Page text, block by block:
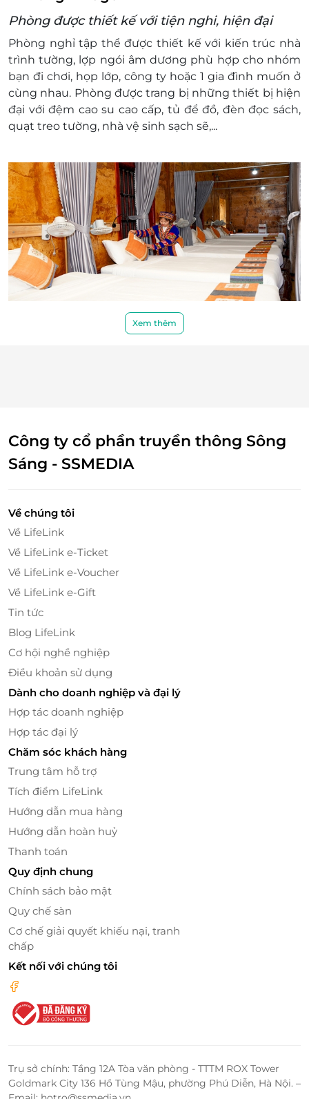
15-18h: mất 50% phí, sau 18h mất 100% phí
Hotline đặt phòng & tư vấn (9h-20h): 1900
2065 / 038 788 1956
Văn phòng HCM: 028 6680 8757 / 038 788
1956
Quy định chung: Chấp nhận thanh toán bằng
tiền mặt hoặc chuyển khoản online
Điều kiện khác
Một khách hàng được mua nhiều E-
Voucher/E-Coupon
E-Voucher/E-Coupon không có giá trị quy
đổi thành tiền mặt, không trả lại tiền thừa.
Không áp dụng đồng thời với chương trình
khuyến mại khác
Phòng được thiết kế với tiện nghi, hiện đại
Phòng nghỉ tập thể được thiết kế với kiến trúc nhà
trình tường, lợp ngói âm dương phù hợp cho nhóm
bạn đi chơi, họp lớp, công ty hoặc 1 gia đình muốn ở
cùng nhau. Phòng được trang bị những thiết bị hiện
đại với đệm cao su cao cấp, tủ để đồ, đèn đọc sách,
quạt treo tường, nhà vệ sinh sạch sẽ,...
Một số góc ấn tượng của căn phòng
H'Mong Village - bản giao hưởng nghệ
thuật giữa Cao nguyên
H'Mong Village là nơi gìn giữ và phát huy những giá
trị văn hóa đặc sắc của dân tộc H'Mong, kết hợp với
không gian xanh rộng mở, yên bình mang lại cảm
giác thư thái và những trải nghiệm độc đáo dành
cho du khách, gợi nhớ lại những dấu ấn văn hóa xa
xưa mà vẫn mang hơi thở đương đại.
Xem thêm
Công ty cổ phần truyền thông Sông
Sáng - SSMEDIA
Về chúng tôi
Về LifeLink
Về LifeLink e-Ticket
Về LifeLink e-Voucher
Về LifeLink e-Gift
Tin tức
Blog LifeLink
Cơ hội nghề nghiệp
Điều khoản sử dụng
Dành cho doanh nghiệp và đại lý
Hợp tác doanh nghiệp
Hợp tác đại lý
Chăm sóc khách hàng
Trung tâm hỗ trợ
Tích điểm LifeLink
Hướng dẫn mua hàng
Hướng dẫn hoàn huỷ
Thanh toán
Quy định chung
Chính sách bảo mật
Quy chế sàn
Cơ chế giải quyết khiếu nại, tranh
chấp
Kết nối với chúng tôi
Trụ sở chính: Tầng 12A Tòa văn phòng - TTTM ROX Tower
Goldmark City 136 Hồ Tùng Mậu, phường Phú Diễn, Hà Nội. –